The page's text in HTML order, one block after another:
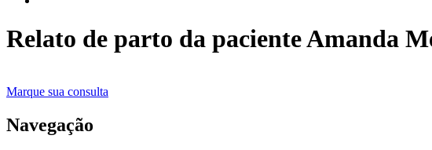
Relato de parto da paciente Amanda
Marque sua consulta
Navegação